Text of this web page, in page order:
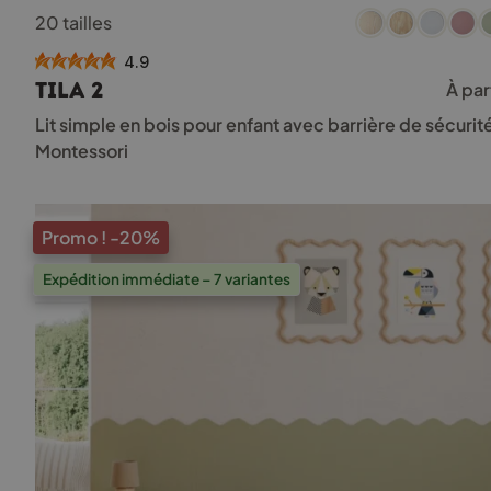
produit
a
plusieurs
variations.
Les
options
peuvent
choisies
sur
la
page
produit
20 tailles
4.9
TILA 2 À
Lit simple en bois pour enfant avec barrière de
Montessori
Promo ! -20%
Expédition immédiate – 7 variantes